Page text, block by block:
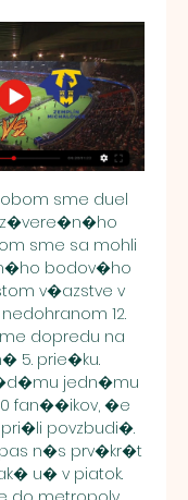
sme duel
sme sa mohli
bodov�ho
v�azstve v
12.
dopredu na
5. prie�ku.
jedn�mu
fan��ikov, �e
povzbudi�.
n�s prv�kr�t
u� v piatok.